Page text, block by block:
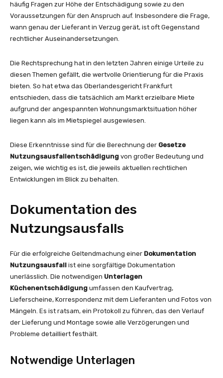
häufig Fragen zur Höhe der Entschädigung sowie zu den
Voraussetzungen für den Anspruch auf. Insbesondere die Frage,
wann genau der Lieferant in Verzug gerät, ist oft Gegenstand
rechtlicher Auseinandersetzungen.
Die Rechtsprechung hat in den letzten Jahren einige Urteile zu
diesen Themen gefällt, die wertvolle Orientierung für die Praxis
bieten. So hat etwa das Oberlandesgericht Frankfurt
entschieden, dass die tatsächlich am Markt erzielbare Miete
aufgrund der angespannten Wohnungsmarktsituation höher
liegen kann als im Mietspiegel ausgewiesen.
Diese Erkenntnisse sind für die Berechnung der Gesetze
Nutzungsausfallentschädigung von großer Bedeutung und
zeigen, wie wichtig es ist, die jeweils aktuellen rechtlichen
Entwicklungen im Blick zu behalten.
Dokumentation des
Nutzungsausfalls
Für die erfolgreiche Geltendmachung einer Dokumentation
Nutzungsausfall ist eine sorgfältige Dokumentation
unerlässlich. Die notwendigen Unterlagen
Küchenentschädigung umfassen den Kaufvertrag,
Lieferscheine, Korrespondenz mit dem Lieferanten und Fotos von
Mängeln. Es ist ratsam, ein Protokoll zu führen, das den Verlauf
der Lieferung und Montage sowie alle Verzögerungen und
Probleme detailliert festhält.
Notwendige Unterlagen